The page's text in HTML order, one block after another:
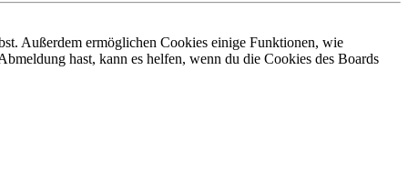
Außerdem ermöglichen Cookies einige Funktionen, wie
hast, kann es helfen, wenn du die Cookies des Boards